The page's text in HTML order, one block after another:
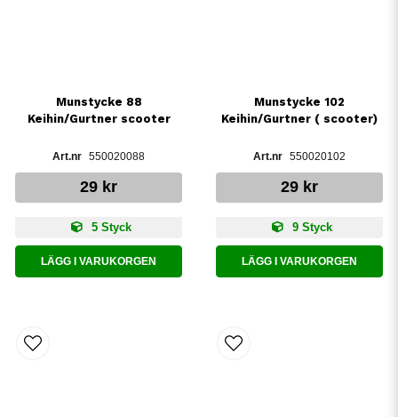
Munstycke 88
Keihin/Gurtner scooter
550020088
29 kr
5 Styck
LÄGG I VARUKORGEN
Munstycke 102
Keihin/Gurtner ( scooter)
550020102
29 kr
9 Styck
LÄGG I VARUKORGEN